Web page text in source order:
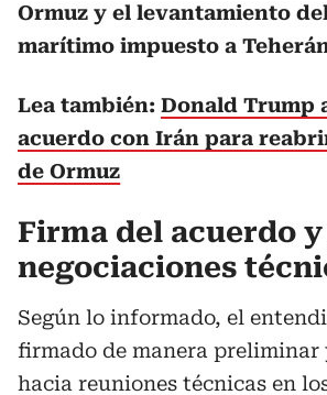
Ormuz y el levantamiento
marítimo impuesto a
Lea también: Donald Trump
acuerdo con Irán para
de Ormuz
Firma del acuerdo
negociaciones
Según lo informado, el
firmado de manera preliminar
hacia reuniones técnicas en